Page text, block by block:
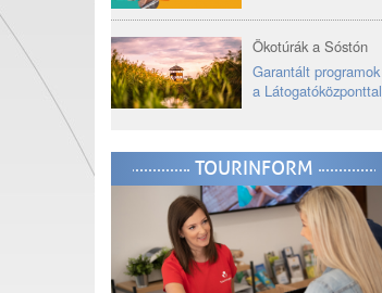
Ökotúrák a Sóstón
Garantált programok
a Látogatóközponttal
TOURINFORM